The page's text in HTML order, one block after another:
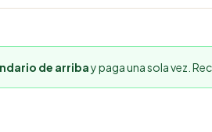
de arribay paga una sola vez.